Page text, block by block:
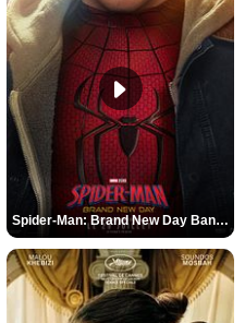
Spider-Man: Brand New Day Bande-annonce VO STFR